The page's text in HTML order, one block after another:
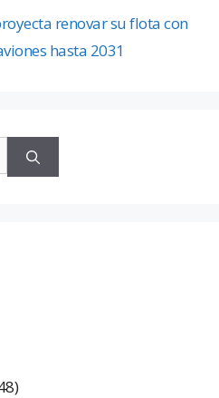
renovar su flota con
hasta 2031